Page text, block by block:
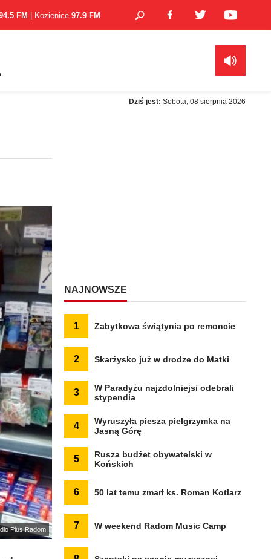
FM | Kozienice 97.9 FM
Dziś jest: Sobota, 08 sierpnia 2026
Plus Radom
NAJNOWSZE
1 Zabytkowa świątynia po remoncie
2 Skarżysko już w drodze do Matki
3
W Paradyżu najzdolniejsi odebrali
stypendia
4
Wyruszyła piesza pielgrzymka na
Jasną Górę
5
Rusza budżet obywatelski w
Końskich
6 50 lat temu zmarł ks. Roman Kotlarz
7 W weekend Radom Music Camp